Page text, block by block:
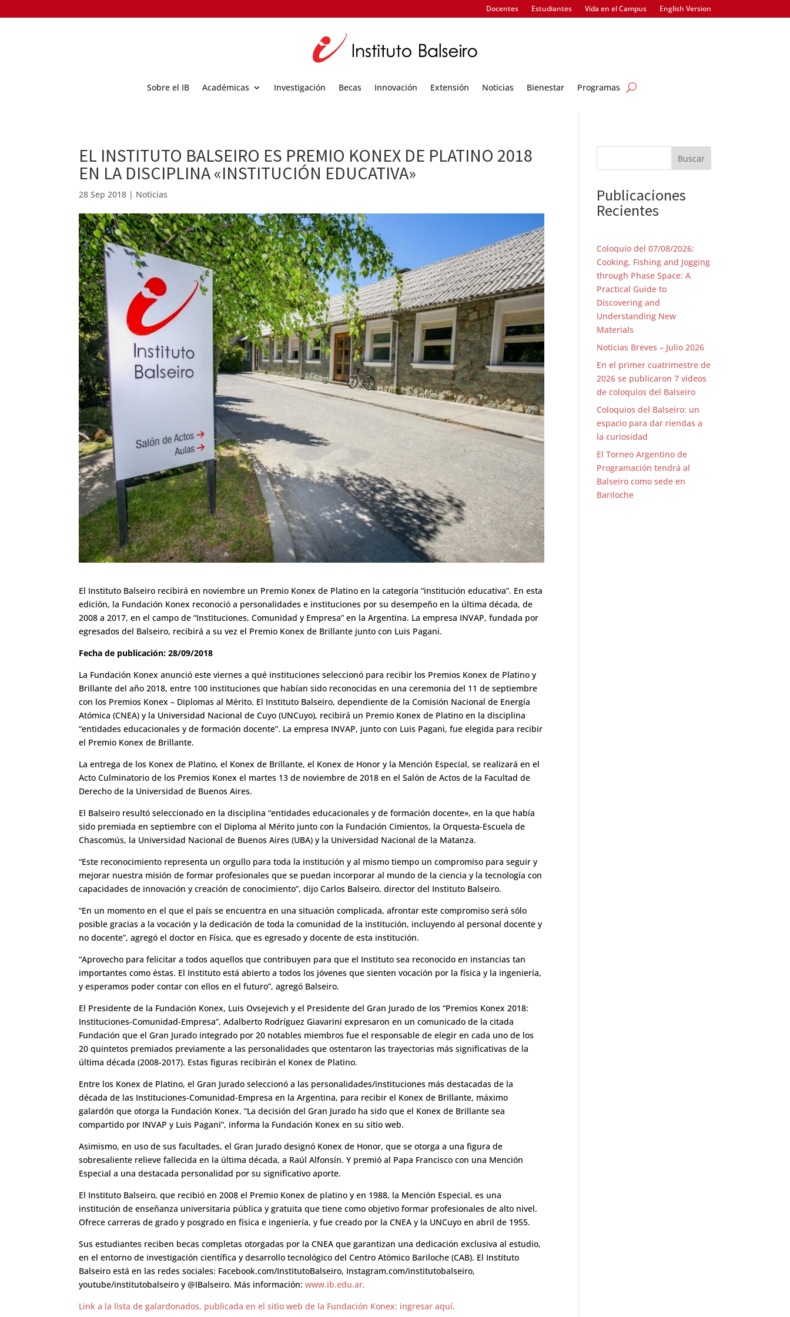
Docentes Estudiantes Vida en el Campus English Version
Sobre el IB Académicas Investigación Becas Innovación Extensión Noticias Bienestar Programas
EL INSTITUTO BALSEIRO ES PREMIO KONEX DE PLATINO 2018
EN LA DISCIPLINA «INSTITUCIÓN EDUCATIVA»
28 Sep 2018 | Noticias
El Instituto Balseiro recibirá en noviembre un Premio Konex de Platino en la categoría “institución educativa”. En esta
edición, la Fundación Konex reconoció a personalidades e instituciones por su desempeño en la última década, de
2008 a 2017, en el campo de “Instituciones, Comunidad y Empresa” en la Argentina. La empresa INVAP, fundada por
egresados del Balseiro, recibirá a su vez el Premio Konex de Brillante junto con Luis Pagani.
Fecha de publicación: 28/09/2018
La Fundación Konex anunció este viernes a qué instituciones seleccionó para recibir los Premios Konex de Platino y
Brillante del año 2018, entre 100 instituciones que habían sido reconocidas en una ceremonia del 11 de septiembre
con los Premios Konex – Diplomas al Mérito. El Instituto Balseiro, dependiente de la Comisión Nacional de Energía
Atómica (CNEA) y la Universidad Nacional de Cuyo (UNCuyo), recibirá un Premio Konex de Platino en la disciplina
“entidades educacionales y de formación docente”. La empresa INVAP, junto con Luis Pagani, fue elegida para recibir
el Premio Konex de Brillante.
La entrega de los Konex de Platino, el Konex de Brillante, el Konex de Honor y la Mención Especial, se realizará en el
Acto Culminatorio de los Premios Konex el martes 13 de noviembre de 2018 en el Salón de Actos de la Facultad de
Derecho de la Universidad de Buenos Aires.
El Balseiro resultó seleccionado en la disciplina “entidades educacionales y de formación docente», en la que había
sido premiada en septiembre con el Diploma al Mérito junto con la Fundación Cimientos, la Orquesta-Escuela de
Chascomús, la Universidad Nacional de Buenos Aires (UBA) y la Universidad Nacional de la Matanza.
“Este reconocimiento representa un orgullo para toda la institución y al mismo tiempo un compromiso para seguir y
mejorar nuestra misión de formar profesionales que se puedan incorporar al mundo de la ciencia y la tecnología con
capacidades de innovación y creación de conocimiento”, dijo Carlos Balseiro, director del Instituto Balseiro.
“En un momento en el que el país se encuentra en una situación complicada, afrontar este compromiso será sólo
posible gracias a la vocación y la dedicación de toda la comunidad de la institución, incluyendo al personal docente y
no docente”, agregó el doctor en Física, que es egresado y docente de esta institución.
“Aprovecho para felicitar a todos aquellos que contribuyen para que el Instituto sea reconocido en instancias tan
importantes como éstas. El Instituto está abierto a todos los jóvenes que sienten vocación por la física y la ingeniería,
y esperamos poder contar con ellos en el futuro”, agregó Balseiro.
El Presidente de la Fundación Konex, Luis Ovsejevich y el Presidente del Gran Jurado de los “Premios Konex 2018:
Instituciones-Comunidad-Empresa”, Adalberto Rodríguez Giavarini expresaron en un comunicado de la citada
Fundación que el Gran Jurado integrado por 20 notables miembros fue el responsable de elegir en cada uno de los
20 quintetos premiados previamente a las personalidades que ostentaron las trayectorias más significativas de la
última década (2008-2017). Estas figuras recibirán el Konex de Platino.
Entre los Konex de Platino, el Gran Jurado seleccionó a las personalidades/instituciones más destacadas de la
década de las Instituciones-Comunidad-Empresa en la Argentina, para recibir el Konex de Brillante, máximo
galardón que otorga la Fundación Konex. “La decisión del Gran Jurado ha sido que el Konex de Brillante sea
compartido por INVAP y Luis Pagani”, informa la Fundación Konex en su sitio web.
Asimismo, en uso de sus facultades, el Gran Jurado designó Konex de Honor, que se otorga a una figura de
sobresaliente relieve fallecida en la última década, a Raúl Alfonsín. Y premió al Papa Francisco con una Mención
Especial a una destacada personalidad por su significativo aporte.
El Instituto Balseiro, que recibió en 2008 el Premio Konex de platino y en 1988, la Mención Especial, es una
institución de enseñanza universitaria pública y gratuita que tiene como objetivo formar profesionales de alto nivel.
Ofrece carreras de grado y posgrado en física e ingeniería, y fue creado por la CNEA y la UNCuyo en abril de 1955.
Sus estudiantes reciben becas completas otorgadas por la CNEA que garantizan una dedicación exclusiva al estudio,
en el entorno de investigación científica y desarrollo tecnológico del Centro Atómico Bariloche (CAB). El Instituto
Balseiro está en las redes sociales: Facebook.com/InstitutoBalseiro, Instagram.com/institutobalseiro,
youtube/institutobalseiro y @IBalseiro. Más información: www.ib.edu.ar.
Link a la lista de galardonados, publicada en el sitio web de la Fundación Konex: ingresar aquí.
Buscar
Publicaciones
Recientes
Coloquio del 07/08/2026:
Cooking, Fishing and Jogging
through Phase Space: A
Practical Guide to
Discovering and
Understanding New
Materials
Noticias Breves – Julio 2026
En el primer cuatrimestre de
2026 se publicaron 7 videos
de coloquios del Balseiro
Coloquios del Balseiro: un
espacio para dar riendas a
la curiosidad
El Torneo Argentino de
Programación tendrá al
Balseiro como sede en
Bariloche